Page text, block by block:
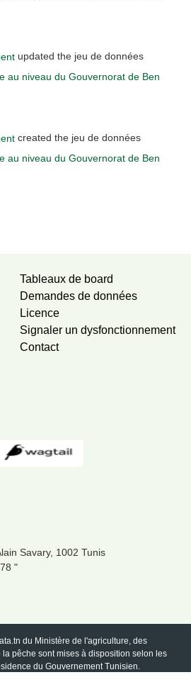
updated the jeu de données
au niveau du Gouvernorat de Ben
created the jeu de données
au niveau du Gouvernorat de Ben
Tableaux de board
Demandes de données
Licence
Signaler un dysfonctionnement
Contact
Savary, 1002 Tunis
"
du Ministère de l'agriculture, des
pêche sont mises à disposition selon les
du Gouvernement Tunisien.